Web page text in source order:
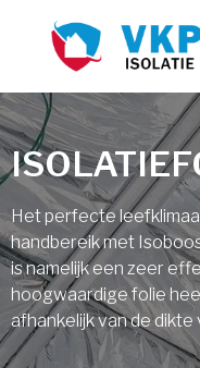
Het perfecte
handbereik met
is namelijk een zeer
hoogwaardige folie
afhankelijk van de dikte